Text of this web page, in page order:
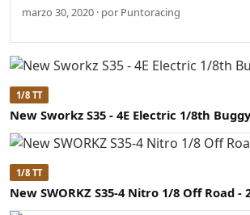
marzo 30, 2020 · por Puntoracing
1/8 TT
New Sworkz S35 - 4E Electric 1/8th
1/8 TT
New SWORKZ S35-4 Nitro 1/8 Off Road -